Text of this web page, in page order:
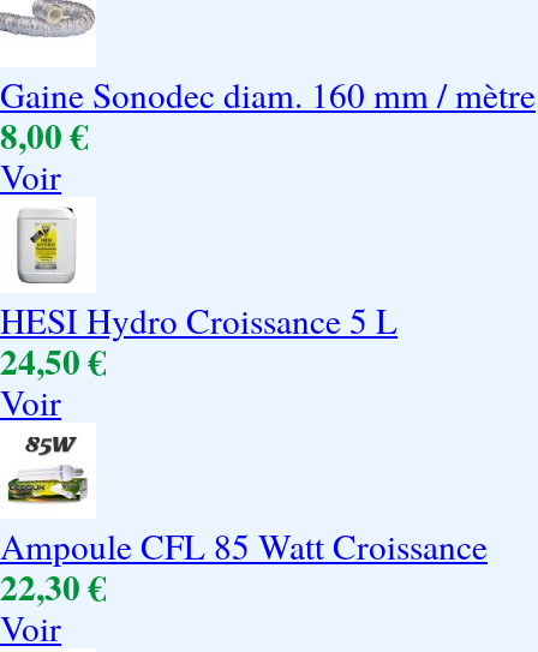
Gaine Sonodec diam. 160 mm / mètre
8,00 €
Voir
HESI Hydro Croissance 5 L
24,50 €
Voir
Ampoule CFL 85 Watt Croissance
22,30 €
Voir